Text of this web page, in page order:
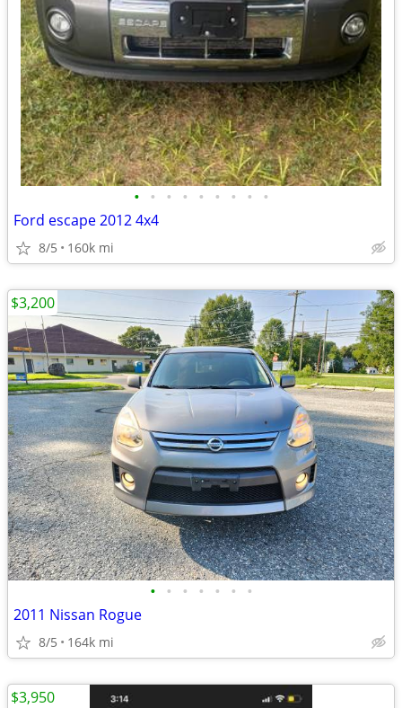
• • • • • • • • •
Ford escape 2012 4x4
8/5 160k mi
• • • • • • •
2011 Nissan Rogue
8/5 164k mi
$3,200
$3,950